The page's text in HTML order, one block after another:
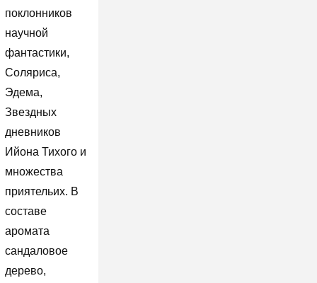
поклонников
научной
фантастики,
Соляриса,
Эдема,
Звездных
дневников
Ийона Тихого и
множества
приятельих. В
составе
аромата
сандаловое
дерево,